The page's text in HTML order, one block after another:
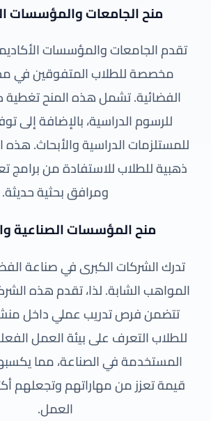
منح الجامعات والمؤسسات
تقدم الجامعات والمؤسسات
مخصصة للطلاب المتفوقين في
الفضائية. تشمل هذه المنح تغطية
للرسوم الدراسية، بالإضافة إلى
للمستلزمات الدراسية والأبحاث.
ذهبية للطلاب للاستفادة من برامج
ومرافق بحثية حديثة.
منح المؤسسات الصناعية
تدرك الشركات الكبرى في صناعة
المواهب الشابة. لذا، تقدم هذه
تتضمن فرص تدريب عملي داخل
للطلاب التعرف على بيئة العمل
المستخدمة في الصناعة، مما
قيمة تعزز من مهاراتهم وتجعلهم
العمل.